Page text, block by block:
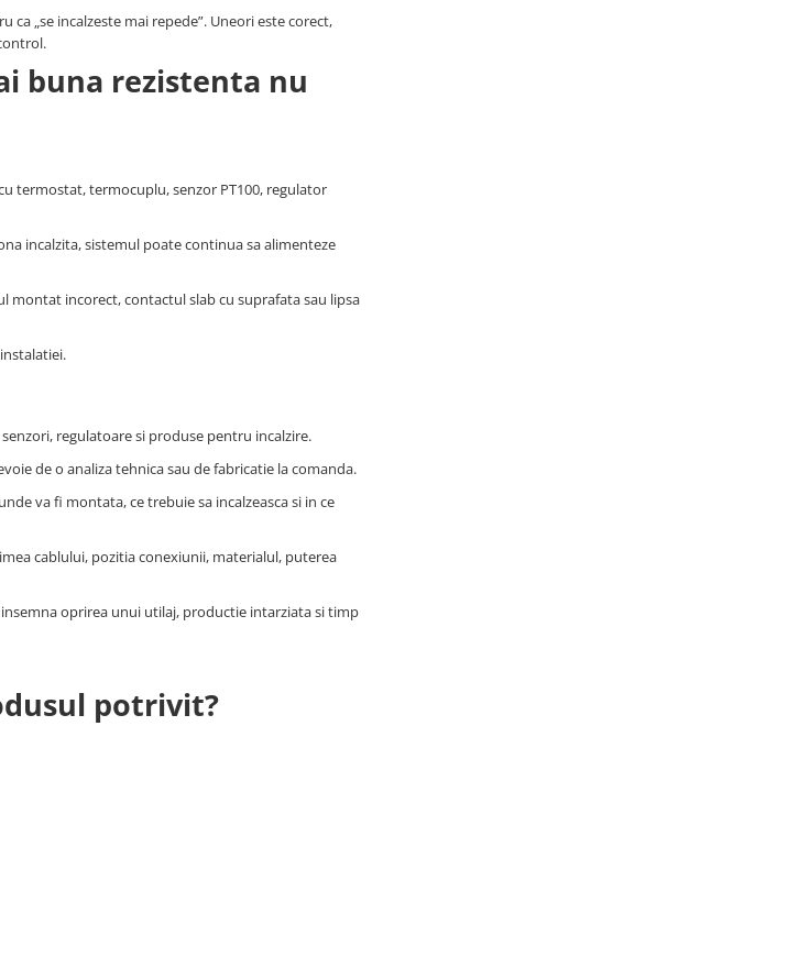
„se incalzeste mai repede”. Uneori este corect,
buna rezistenta nu
termostat, termocuplu, senzor PT100, regulator
incalzita, sistemul poate continua sa alimenteze
montat incorect, contactul slab cu suprafata sau lipsa
regulatoare si produse pentru incalzire.
de o analiza tehnica sau de fabricatie la comanda.
va fi montata, ce trebuie sa incalzeasca si in ce
cablului, pozitia conexiunii, materialul, puterea
oprirea unui utilaj, productie intarziata si timp
potrivit?